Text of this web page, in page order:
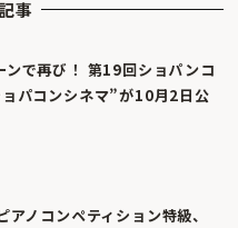
事
ンで再び！ 第19回ショパンコ
パコンシネマ”が10月2日公
ノコンペティション特級、